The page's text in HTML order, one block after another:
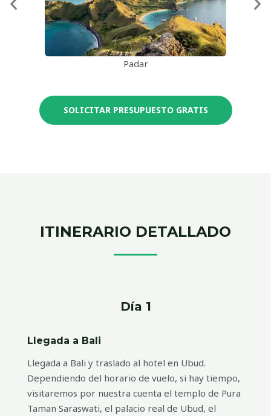
Padar
SOLICITAR PRESUPUESTO GRATIS
ITINERARIO DETALLADO
Día 1
Llegada a Bali
Llegada a Bali y traslado al hotel en Ubud.
Dependiendo del horario de vuelo, si hay tiempo,
visitaremos por nuestra cuenta el templo de Pura
Taman Saraswati, el palacio real de Ubud, el